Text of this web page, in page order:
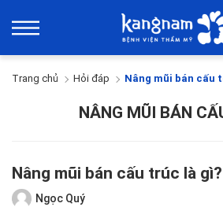
Trang chủ Hỏi đáp Nâng mũi bán cấu
NÂNG MŨI BÁN
Nâng mũi bán cấu trúc là gì?
Ngọc Quý